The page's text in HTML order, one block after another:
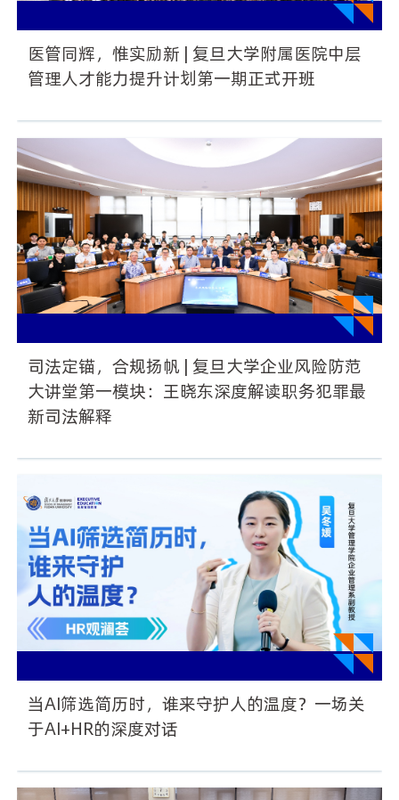
医管同辉，惟实励新 | 复旦大学附属医院中层
管理人才能力提升计划第一期正式开班
司法定锚，合规扬帆 | 复旦大学企业风险防范
大讲堂第一模块：王晓东深度解读职务犯罪最
新司法解释
当AI筛选简历时，谁来守护人的温度？一场关
于AI+HR的深度对话